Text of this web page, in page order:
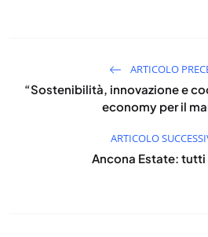
ARTICOLO
“Sostenibilità, innovazione e
economy per il
ARTICOLO
Ancona Estate: tutti